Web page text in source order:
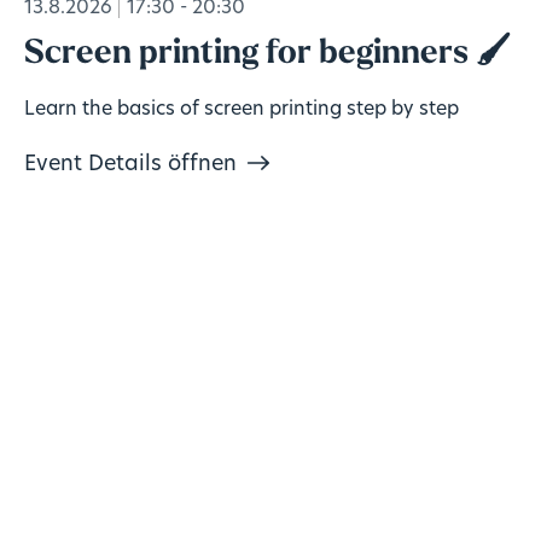
13.8.2026 17:30 - 20:30
Screen printing for beginners 🖌️
Learn the basics of screen printing step by step
Event Details öffnen